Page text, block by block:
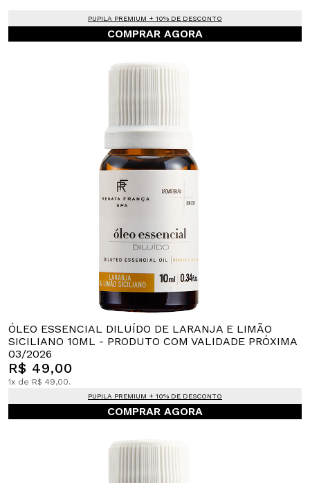
PUPILA PREMIUM + 10% DE DESCONTO
COMPRAR AGORA
ÓLEO ESSENCIAL DILUÍDO DE LARANJA E LIMÃO
SICILIANO 10ML - PRODUTO COM VALIDADE PRÓXIMA
03/2026
R$ 49,00
1x de R$ 49,00.
PUPILA PREMIUM + 10% DE DESCONTO
COMPRAR AGORA